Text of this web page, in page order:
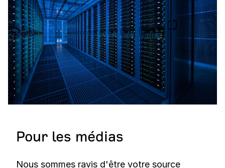
Pour les médias
Nous sommes ravis d'être votre source